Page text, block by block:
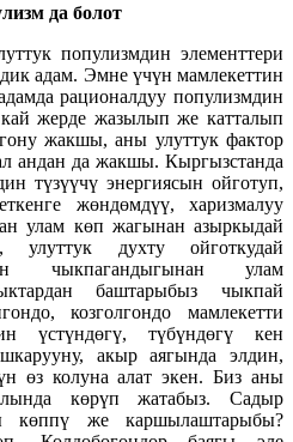
да болот
популизмдин элементтери
адам. Эмне үчүн мамлекеттин
рационалдуу популизмдин
жерде жазылып же катталып
жакшы, аны улуттук фактор
андан да жакшы. Кыргызстанда
түзүүчү энергиясын ойготуп,
жөндөмдүү, харизмалуу
улам көп жагынан азыркыдай
улуттук духту ойготкудай
чыкпагандыгынан улам
баштарыбыз чыкпай
козголгондо мамлекетти
үстүндөгү, түбүндөгү кен
акыр аягында элдин,
өз колуна алат экен. Биз аны
көрүп жатабыз. Садыр
көппү же каршылаштарыбы?